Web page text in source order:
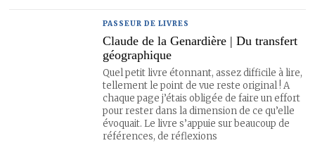
PASSEUR DE LIVRES
Claude de la Genardière | Du transfert
géographique
Quel petit livre étonnant, assez difficile à lire,
tellement le point de vue reste original ! A
chaque page j’étais obligée de faire un effort
pour rester dans la dimension de ce qu’elle
évoquait. Le livre s’appuie sur beaucoup de
références, de réflexions